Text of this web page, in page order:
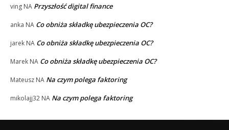
ving NA Przyszłość digital finance
anka NA Co obniża składkę ubezpieczenia OC?
jarek NA Co obniża składkę ubezpieczenia OC?
Marek NA Co obniża składkę ubezpieczenia OC?
Mateusz NA Na czym polega faktoring
mikolajj32 NA Na czym polega faktoring